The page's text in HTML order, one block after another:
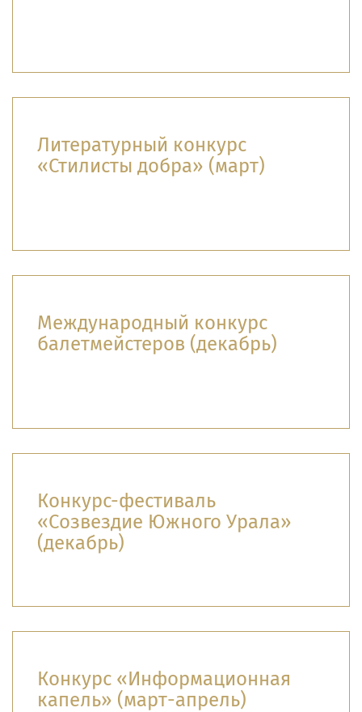
Литературный конкурс
«Стилисты добра» (март)
Международный конкурс
балетмейстеров (декабрь)
Конкурс-фестиваль
«Созвездие Южного Урала»
(декабрь)
Конкурс «Информационная
капель» (март-апрель)